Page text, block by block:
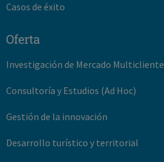
Casos de éxito
Oferta
Investigación de Mercado Multicliente
Consultoría y Estudios (Ad Hoc)
Gestión de la innovación
Desarrollo turístico y territorial